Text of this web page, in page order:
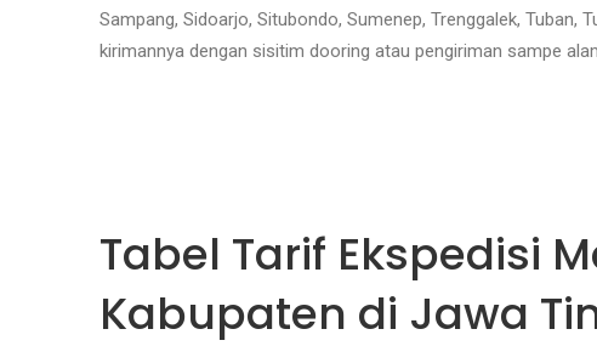
Sampang, Sidoarjo, Situbondo, Sumenep, Trenggalek,
kirimannya dengan sisitim dooring atau pengiriman sampe
Tabel Tarif Ekspedisi
Kabupaten di Jawa